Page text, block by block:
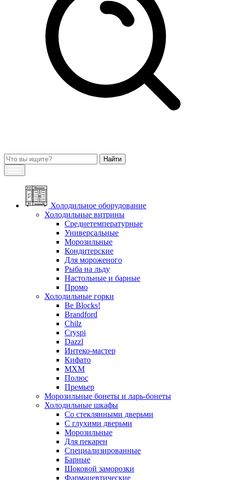
Холодильное оборудование
Холодильные витрины
Среднетемпературные
Универсальные
Морозильные
Кондитерские
Для мороженого
Рыба на льду
Настольные и барные
Промо
Холодильные горки
Be Blocks!
Brandford
Chilz
Cryspi
Dazzl
Интеко-мастер
Кифато
МХМ
Полюс
Премьер
Морозильные бонеты и ларь-бонеты
Холодильные шкафы
Со стеклянными дверьми
С глухими дверьми
Морозильные
Для пекарен
Специализированные
Барные
Шоковой заморозки
Фармацевтические